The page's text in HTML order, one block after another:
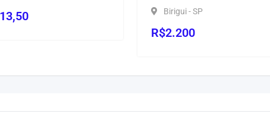
Birigui - SP